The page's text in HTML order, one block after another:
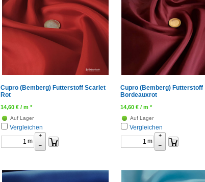
Cupro (Bemberg) Futterstoff Scarlet
Rot
14,60 € / m *
Auf Lager
Vergleichen
m
+
–
Cupro (Bemberg) Futterstoff
Bordeauxrot
14,60 € / m *
Auf Lager
Vergleichen
m
+
–